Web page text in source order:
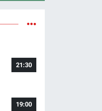
21:30
19:00